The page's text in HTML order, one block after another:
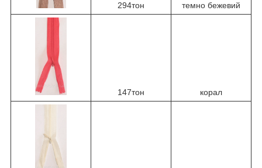
294тон темно бежевий
147тон корал